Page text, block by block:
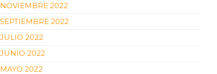
NOVIEMBRE 2022
SEPTIEMBRE 2022
JULIO 2022
JUNIO 2022
MAYO 2022